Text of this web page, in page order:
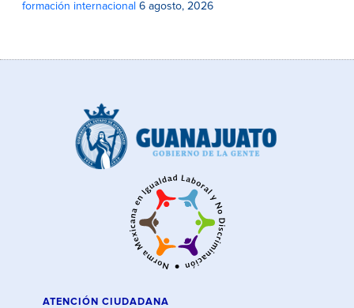
formación internacional 6 agosto, 2026
ATENCIÓN CIUDADANA